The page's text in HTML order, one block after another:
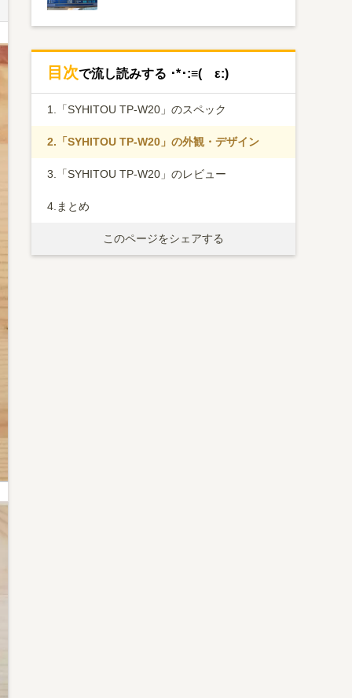
目次で流し読みする ･*･:≡( ε:)
1. 「SYHITOU TP-W20」のスペック
2. 「SYHITOU TP-W20」の外観・デザイン
3. 「SYHITOU TP-W20」のレビュー
4. まとめ
このページをシェアする